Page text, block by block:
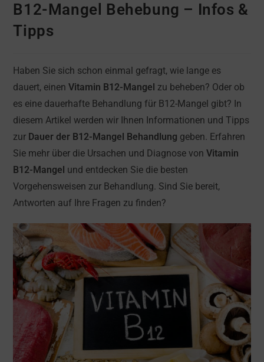
B12-Mangel Behebung – Infos &
Tipps
Haben Sie sich schon einmal gefragt, wie lange es
dauert, einenVitamin B12-Mangel zu beheben? Oder ob
es eine dauerhafte Behandlung für B12-Mangel gibt? In
diesem Artikel werden wir Ihnen Informationen und Tipps
zur Dauer der B12-Mangel Behandlung geben. Erfahren
Sie mehr über die Ursachen und Diagnose vonVitamin
B12-Mangel und entdecken Sie die besten
Vorgehensweisen zur Behandlung. Sind Sie bereit,
Antworten auf Ihre Fragen zu finden?